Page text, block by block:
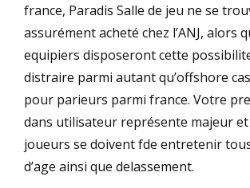
france, Paradis Salle de jeu ne se
assurément acheté chez l’ANJ, alors
equipiers disposeront cette
distraire parmi autant qu’offshore
pour parieurs parmi france. Votre
dans utilisateur représente majeur
joueurs se doivent fde entretenir
d’age ainsi que delassement.